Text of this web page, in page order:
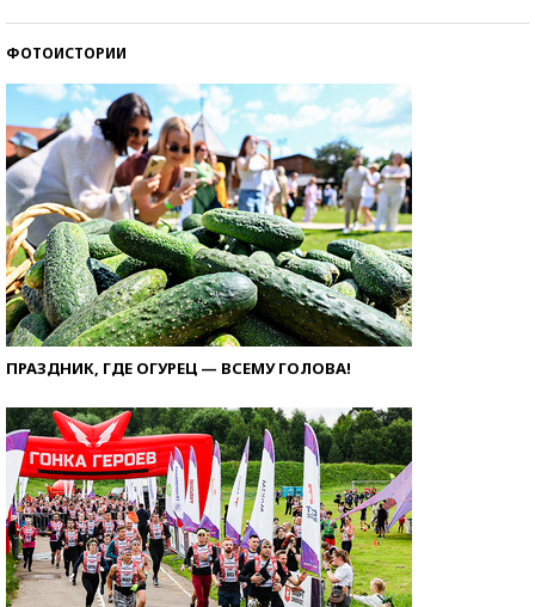
ФОТОИСТОРИИ
ПРАЗДНИК, ГДЕ ОГУРЕЦ — ВСЕМУ ГОЛОВА!